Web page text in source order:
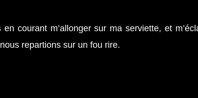
courant m’allonger sur ma serviette, et
repartions sur un fou rire.